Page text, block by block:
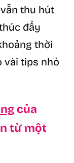
thu hút
đẩy
thời
vài tips nhỏ
của
từ một